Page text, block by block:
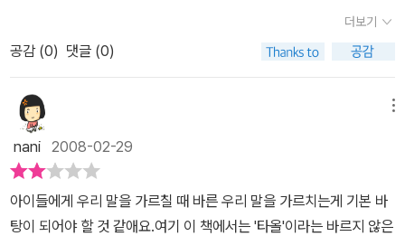
심을 끌게하는 방법은 아무래두 운율감있는 짧은 글 인듯해요^^ 글을
쓰신분이 최승호 시인 이시네요 @@ 유아동 책에서는 말놀이 동시집
시리즈로 유명하신분이죠!이전 작품은 잘 모르겠으나 큰공주때부터
한때 엄청 인기있고 유명했던 말놀이 동시집 도서관에서도 예약해야
읽을수 있을정도로 인기가 엄청났던 기억이 ㅠㅠ 아기때부터 동시집
많이 읽혀주면 좋은거같아요^^ 그런점에서 최승호 시인의 작품들은
추천할만하죠^^
더보기
공감 (0) 댓글 (0)
nani 2008-02-29
아이들에게 우리 말을 가르칠 때 바른 우리 말을 가르치는게 기본 바
탕이 되어야 할 것 같애요.여기 이 책에서는 '타올'이라는 바르지 않은